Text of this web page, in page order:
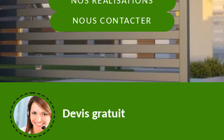
NOUS CONTACTER
Devis gratuit